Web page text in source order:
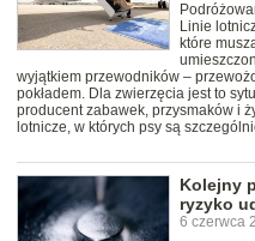
Linie
które
wyjątkiem przewodników –
pokładem. Dla zwierzęcia jest to
producent zabawek, przysmaków i
lotnicze, w których psy są
Kolejny
ryzyko
6 czerwca